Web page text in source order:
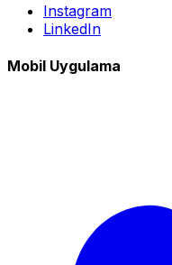
Instagram
LinkedIn
Mobil Uygulama